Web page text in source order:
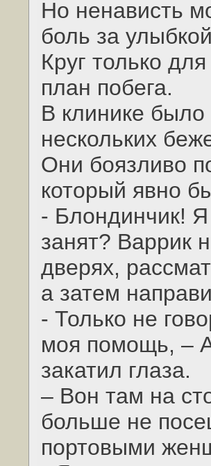
Но ненависть
боль за
Круг только
план побега.
В клинике было
нескольких
Они боязливо
который явно
- Блондинчик!
занят? Варрик
дверях,
а затем
- Только не
моя помощь, –
закатил глаза.
– Вон там на
больше не
портовыми